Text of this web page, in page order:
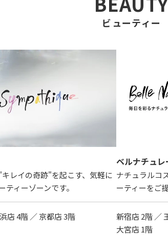
ビューティー
レイの奇跡"を起こす、気軽に
ィーゾーンです。
店 4階 ／ 京都店 3階
ベルナチュレ
ナチュラルコ
ーティーをご
新宿店 2階 ／
大宮店 1階